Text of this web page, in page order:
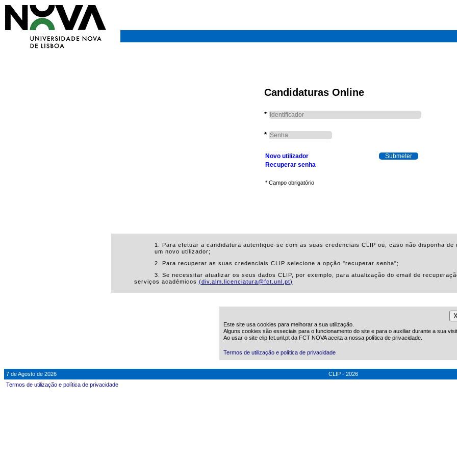
Candidaturas Online
*
*
Novo utilizador
Recuperar senha
* Campo obrigatório
1. Para efetuar a candidatura autentique-se com as suas credenciais CLIP ou, caso não disponha
um novo utilizador;
2. Para recuperar as suas credenciais CLIP selecione a opção "recuperar senha";
3. Se necessitar atualizar os seus dados CLIP, por exemplo, para atualização do email de
serviços académicos (div.alm.licenciatura@fct.unl.pt)
Este site usa cookies para melhorar a sua utilização.
Alguns cookies são esseciais para o funcionamento do site e para o auxiliar durante a sua
Ao usar o site clip.fct.unl.pt da FCT NOVA aceita a nossa política de privacidade.
Termos de utilização e política de privacidade
7 de Agosto de 2026
CLIP - 2026
Termos de utilização e política de privacidade